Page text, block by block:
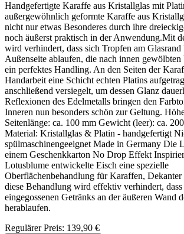
Handgefertigte Karaffe aus Kristallglas mit
außergewöhnlich geformte Karaffe aus
nicht nur etwas Besonderes durch ihre
noch äußerst praktisch in der Anwendung.Mit
wird verhindert, dass sich Tropfen am
Außenseite ablaufen, die nach innen
ein perfektes Handling. An den Seiten der
Handarbeit eine Schicht echten Platins
anschließend versiegelt, um dessen Glanz
Reflexionen des Edelmetalls bringen den
Inneren nun besonders schön zur Geltung.
Seitenlänge: ca. 100 mm Gewicht (leer): ca.
Material: Kristallglas & Platin - handgefertigt
spülmaschinengeeignet Made in Germany Die
einem Geschenkkarton No Drop Effekt
Lotusblume entwickelte Eisch eine spezielle
Oberflächenbehandlung für Karaffen,
diese Behandlung wird effektiv verhindert,
eingegossenen Getränks an der äußeren Wand
herablaufen.
Regulärer Preis: 139,90 €